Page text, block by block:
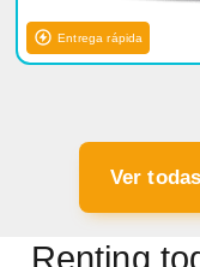
Entrega rápida
Ver
Renting